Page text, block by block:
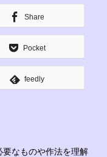
Share
Pocket
feedly
なものや作法を理解